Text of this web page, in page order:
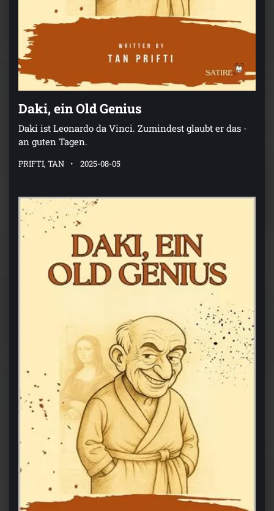
Daki, ein Old Genius
Daki ist Leonardo da Vinci. Zumindest glaubt er das -
an guten Tagen.
PRIFTI, TAN 2025-08-05